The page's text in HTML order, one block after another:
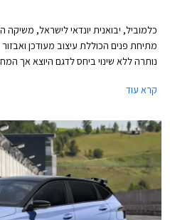
מתיחת פנים הכוללת עיצוב מעודכן
קרא עוד